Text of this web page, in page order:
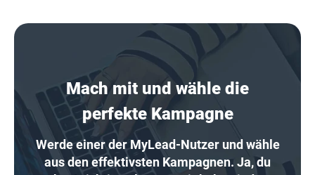
Mach mit und wähle die
perfekte Kampagne
Werde einer der MyLead-Nutzer und wähle
aus den effektivsten Kampagnen. Ja, du